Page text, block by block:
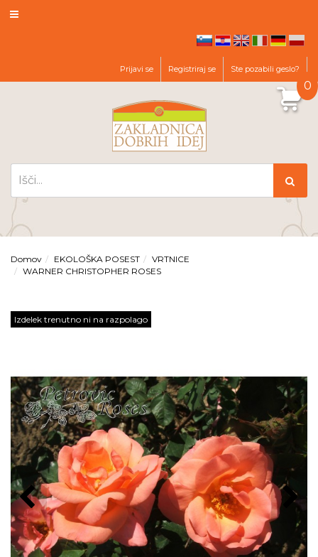
de pl
Prijavi se Registriraj se Ste pozabili geslo?
0
Domov EKOLOŠKA POSEST
VRTNICE
WARNER CHRISTOPHER ROSES
Izdelek trenutno ni na razpolago